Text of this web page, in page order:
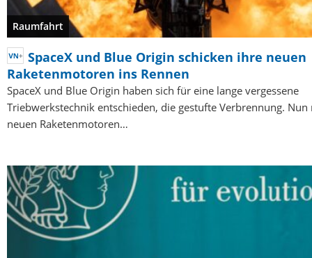
Raumfahrt
SpaceX und Blue Origin schicken ihre neuen
Raketenmotoren ins Rennen
SpaceX und Blue Origin haben sich für eine lange vergessene
Triebwerkstechnik entschieden, die gestufte Verbrennung. Nun
neuen Raketenmotoren…